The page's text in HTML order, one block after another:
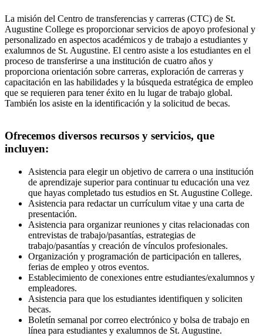
La misión del Centro de transferencias y carreras (CTC) de St.
Augustine College es proporcionar servicios de apoyo profesional y
personalizado en aspectos académicos y de trabajo a estudiantes y
exalumnos de St. Augustine. El centro asiste a los estudiantes en el
proceso de transferirse a una institución de cuatro años y
proporciona orientación sobre carreras, exploración de carreras y
capacitación en las habilidades y la búsqueda estratégica de empleo
que se requieren para tener éxito en lu lugar de trabajo global.
También los asiste en la identificación y la solicitud de becas.
Ofrecemos diversos recursos y servicios, que
incluyen:
Asistencia para elegir un objetivo de carrera o una institución
de aprendizaje superior para continuar tu educación una vez
que hayas completado tus estudios en St. Augustine College.
Asistencia para redactar un currículum vitae y una carta de
presentación.
Asistencia para organizar reuniones y citas relacionadas con
entrevistas de trabajo/pasantías, estrategias de
trabajo/pasantías y creación de vínculos profesionales.
Organización y programación de participación en talleres,
ferias de empleo y otros eventos.
Establecimiento de conexiones entre estudiantes/exalumnos y
empleadores.
Asistencia para que los estudiantes identifiquen y soliciten
becas.
Boletín semanal por correo electrónico y bolsa de trabajo en
línea para estudiantes y exalumnos de St. Augustine.